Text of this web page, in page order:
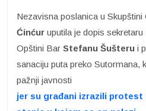
Nezavisna poslanica u Skupštini
Ćinćur uputila je dopis
Opštini Bar Stefanu Šušteru i
sanaciju puta preko Sutormana,
pažnji javnosti
jer su građani izrazili